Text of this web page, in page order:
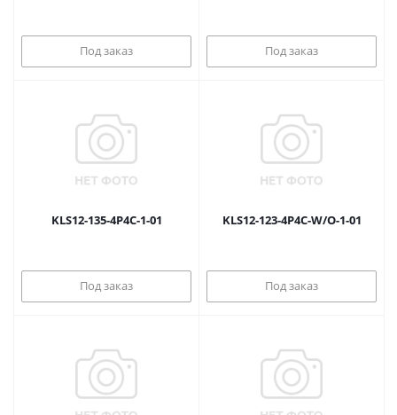
Под заказ Под заказ
KLS12-135-4P4C-1-01
Под заказ
KLS12-123-4P4C-W/O-1-01
Под заказ